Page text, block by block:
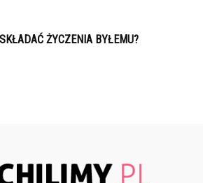
ŻYCZENIA BYŁEMU?